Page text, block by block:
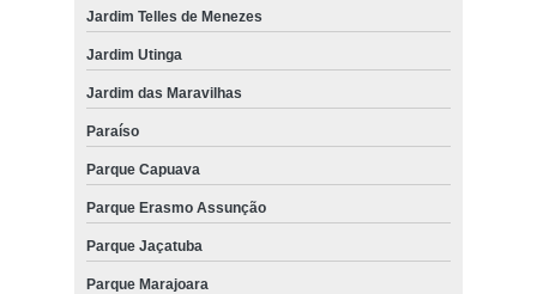
Jardim Telles de Menezes
Jardim Utinga
Jardim das Maravilhas
Paraíso
Parque Capuava
Parque Erasmo Assunção
Parque Jaçatuba
Parque Marajoara